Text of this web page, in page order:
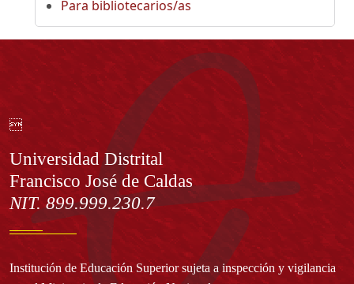
Para bibliotecarios/as

Información
Universidad Distrital
Francisco José de Caldas
NIT. 899.999.230.7
Institución de Educación Superior sujeta a inspección y vigilancia